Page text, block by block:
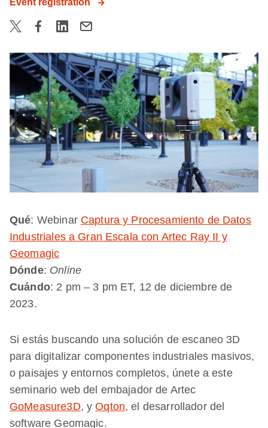
Event registration
Qué: Webinar Captura y Procesamiento de Datos
Industriales a Gran Escala con Artec Ray II y
Geomagic
Dónde: Online
Cuándo: 2 pm – 3 pm ET, 12 de diciembre de
2023.
Si estás buscando una solución de escaneo 3D
para digitalizar componentes industriales masivos,
o paisajes y entornos completos, únete a este
seminario web del embajador de Artec
GoMeasure3D, yOqton, el desarrollador del
software Geomagic.